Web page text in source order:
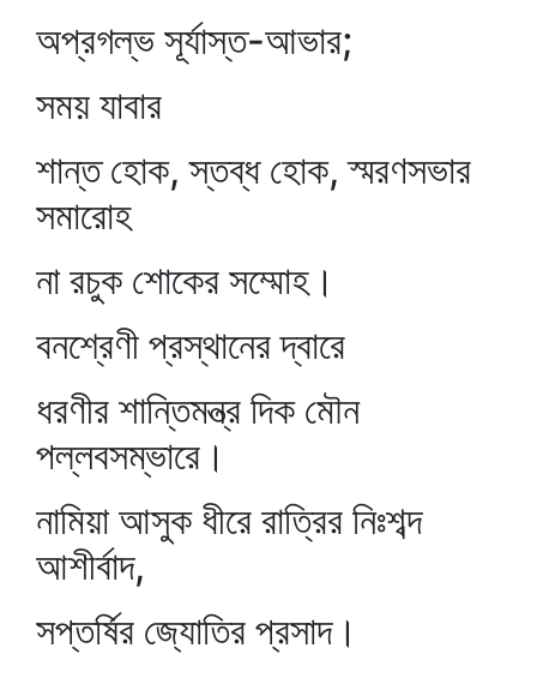
অপ্রগল্‌ভ সূর্যাস্ত-আভার;
সময় যাবার
শান্ত হোক, স্তব্ধ হোক, স্মরণসভার
সমারোহ
না রচুক শোকের সম্মোহ।
বনশ্রেণী প্রস্থানের দ্বারে
ধরণীর শান্তিমন্ত্র দিক মৌন
পল্লবসম্ভারে।
নামিয়া আসুক ধীরে রাত্রির নিঃশব্দ
আশীর্বাদ,
সপ্তর্ষির জ্যোতির প্রসাদ।